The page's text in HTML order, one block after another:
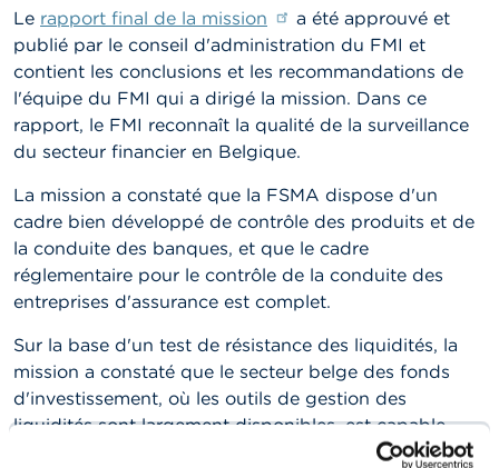
i
s
s
e
n
g
a
d
e
E
m
p
l
o
i
s
Le rapport final de la mission
a été approuvé et
publié par le conseil d'administration du FMI et
contient les conclusions et les recommandations de
l'équipe du FMI qui a dirigé la mission. Dans ce
rapport, le FMI reconnaît la qualité de la surveillance
du secteur financier en Belgique.
La mission a constaté que la FSMA dispose d'un
cadre bien développé de contrôle des produits et de
la conduite des banques, et que le cadre
réglementaire pour le contrôle de la conduite des
entreprises d'assurance est complet.
Sur la base d'un test de résistance des liquidités, la
mission a constaté que le secteur belge des fonds
d'investissement, où les outils de gestion des
liquidités sont largement disponibles, est capable
d'absorber des chocs importants. La FSMA effectuera